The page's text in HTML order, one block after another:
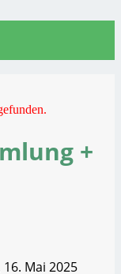
+
Mai 2025